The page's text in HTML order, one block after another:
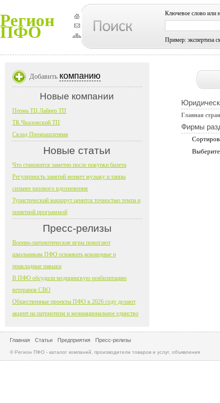
Регион
ПФО
Ключевое слово или
Пример: экспертиза
Главная
Фирмы
Добавить компанию
Новые компании
Пермь ТЦ Лайнер ТП
ТК Чкаловский ТП
Склад Промышленная
Новые статьи
Что становится заметно после покупки билета
Регулярность занятий меняет музыку и танцы
сильнее разового вдохновения
Туристический маршрут ценится точностью темпа и
понятной программой
Пресс-релизы
Военно-патриотические игры помогают
школьникам ПФО осваивать командные и
прикладные навыки
В ПФО обсудили медицинскую реабилитацию
ветеранов СВО
Общественные проекты ПФО в 2026 году делают
акцент на патриотизм и межнациональное единство
Главная Статьи Предприятия Пресс-релизы
© Регион ПФО - каталог компаний, производители товаров и услуг, объявления